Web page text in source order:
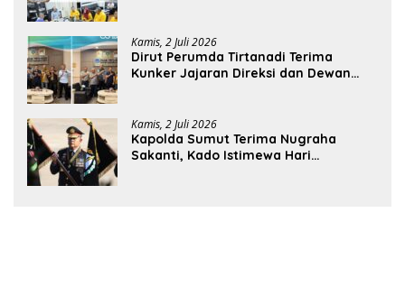
Kamis, 2 Juli 2026
Dirut Perumda Tirtanadi Terima
Kunker Jajaran Direksi dan Dewan
Kamis, 2 Juli 2026
Kapolda Sumut Terima Nugraha
Sakanti, Kado Istimewa Hari